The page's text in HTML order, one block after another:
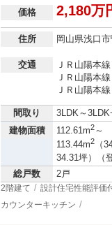
価格 2,180万
住所 岡山県浅口
交通
ＪＲ山陽本
ＪＲ山陽本
ＪＲ山陽本
間取り
3LDK～
建物面積
112.61m2～
113.44m2
（
34.31坪）（
総戸数
2戸
2階建て 設計住宅性能評価
カウンターキッチン